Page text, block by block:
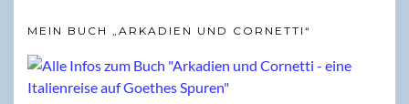
MEIN BUCH „ARKADIEN UND CORNETTI“